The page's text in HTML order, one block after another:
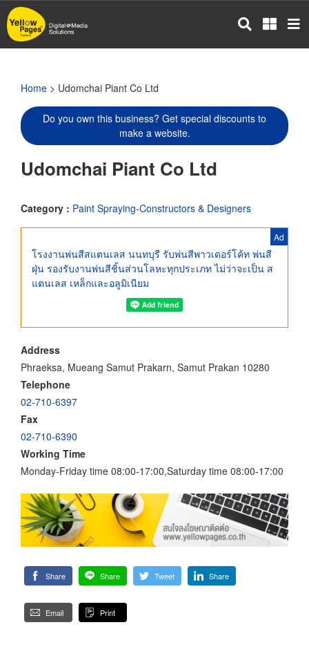
Skip
to
main
Home > Udomchai Piant Co Ltd
Do you own this business? Get special discounts to
make a website.
Udomchai Piant Co Ltd
Category : Paint Spraying-Constructors & Designers
Ad
โรงงานพ่นสีสแตนเลส นนทบุรี รับพ่นสีพาวเดอร์โค้ท พ่นสี
ฝุ่น รองรับงานพ่นสีชิ้นส่วนโลหะทุกประเภท ไม่ว่าจะเป็น ส
แตนเลส เหล็กและอลูมิเนียม
Address
Phraeksa, Mueang Samut Prakarn, Samut Prakan 10280
Telephone
02-710-6397
Fax
02-710-6390
Working Time
Monday-Friday time 08:00-17:00,Saturday time 08:00-17:00
Share Share Tweet Share
Email Print